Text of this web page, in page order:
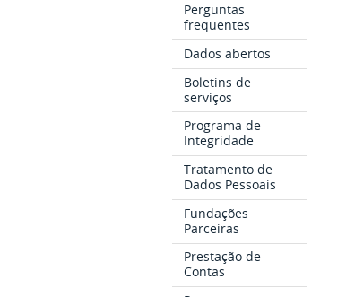
Perguntas
frequentes
Dados abertos
Boletins de
serviços
Programa de
Integridade
Tratamento de
Dados Pessoais
Fundações
Parceiras
Prestação de
Contas